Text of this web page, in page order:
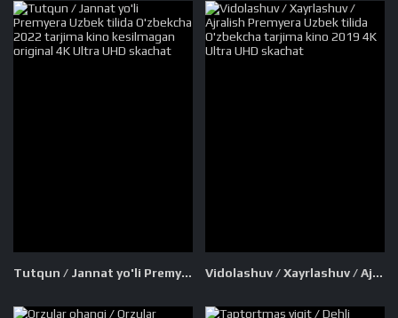
Tutqun / Jannat yo'li Premyera Uzbek tilida O'zbekcha 2022 tarjima kino kesilmagan original 4K Ultra UHD skachat Vidolashuv / Xayrlashuv / Ajralish Premyera Uzbek tilida O'zbekcha tarjima kino 2019 4K Ultra UHD skachat